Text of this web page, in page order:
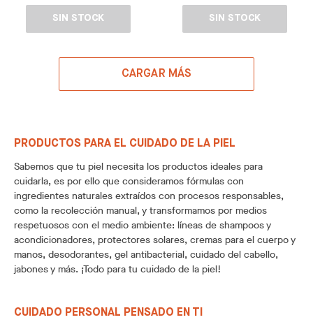
SIN STOCK SIN STOCK
CARGAR MÁS
PRODUCTOS PARA EL CUIDADO DE LA PIEL
Sabemos que tu piel necesita los productos ideales para
cuidarla, es por ello que consideramos fórmulas con
ingredientes naturales extraídos con procesos responsables,
como la recolección manual, y transformamos por medios
respetuosos con el medio ambiente: líneas de shampoos y
acondicionadores, protectores solares, cremas para el cuerpo y
manos, desodorantes, gel antibacterial, cuidado del cabello,
jabones y más. ¡Todo para tu cuidado de la piel!
CUIDADO PERSONAL PENSADO EN TI